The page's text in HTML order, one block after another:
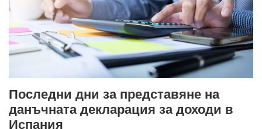
Последни дни за представяне на
данъчната декларация за доходи в
Испания